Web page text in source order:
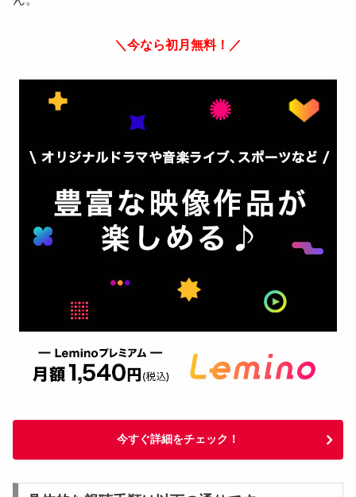
＼今なら初月無料！／
今すぐ詳細をチェック！